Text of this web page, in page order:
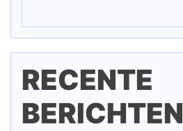
RECENTE
BERICHTEN